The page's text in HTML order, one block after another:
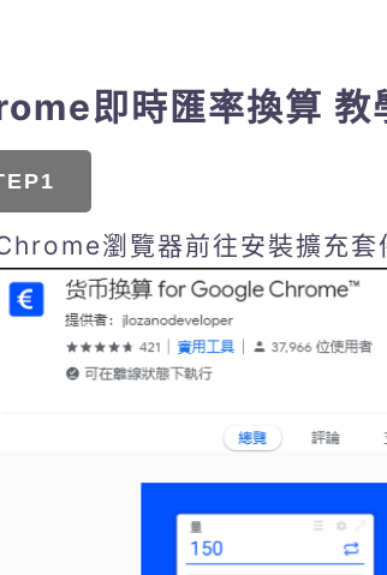
即時匯率換算 教
瀏覽器前往安裝擴充套